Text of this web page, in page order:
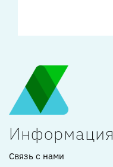
Информация
Связь с нами